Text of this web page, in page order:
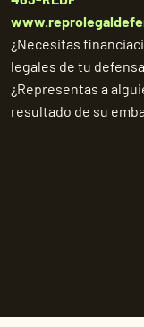
¿Necesitas
legales de tu
¿Representas a
resultado de su
©2026 Repro Legal